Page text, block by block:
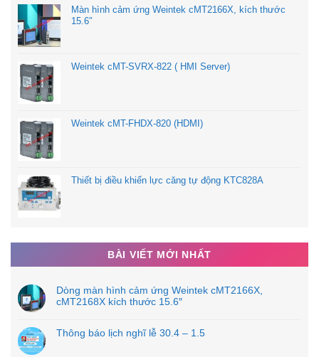
Màn hình cảm ứng Weintek cMT2166X, kích thước
15.6″
Weintek cMT-SVRX-822 ( HMI Server)
Weintek cMT-FHDX-820 (HDMI)
Thiết bị điều khiển lực căng tự động KTC828A
BÀI VIẾT MỚI NHẤT
Dòng màn hình cảm ứng Weintek cMT2166X,
cMT2168X kích thước 15.6″
Thông báo lịch nghĩ lễ 30.4 – 1.5